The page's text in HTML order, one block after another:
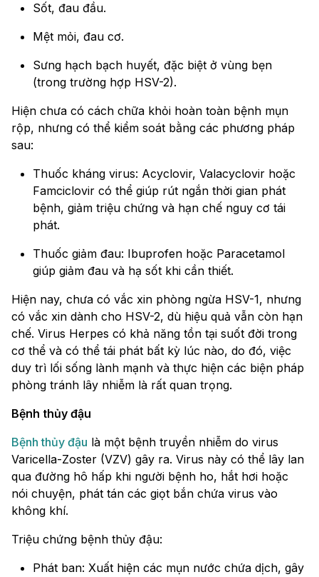
Sốt, đau đầu.
Mệt mỏi, đau cơ.
Sưng hạch bạch huyết, đặc biệt ở vùng bẹn
(trong trường hợp HSV-2).
Hiện chưa có cách chữa khỏi hoàn toàn bệnh mụn
rộp, nhưng có thể kiểm soát bằng các phương pháp
sau:
Thuốc kháng virus: Acyclovir, Valacyclovir hoặc
Famciclovir có thể giúp rút ngắn thời gian phát
bệnh, giảm triệu chứng và hạn chế nguy cơ tái
phát.
Thuốc giảm đau: Ibuprofen hoặc Paracetamol
giúp giảm đau và hạ sốt khi cần thiết.
Hiện nay, chưa có vắc xin phòng ngừa HSV-1, nhưng
có vắc xin dành cho HSV-2, dù hiệu quả vẫn còn hạn
chế. Virus Herpes có khả năng tồn tại suốt đời trong
cơ thể và có thể tái phát bất kỳ lúc nào, do đó, việc
duy trì lối sống lành mạnh và thực hiện các biện pháp
phòng tránh lây nhiễm là rất quan trọng.
Bệnh thủy đậu
Bệnh thủy đậu là một bệnh truyền nhiễm do virus
Varicella-Zoster (VZV) gây ra. Virus này có thể lây lan
qua đường hô hấp khi người bệnh ho, hắt hơi hoặc
nói chuyện, phát tán các giọt bắn chứa virus vào
không khí.
Triệu chứng bệnh thủy đậu:
Phát ban: Xuất hiện các mụn nước chứa dịch, gây